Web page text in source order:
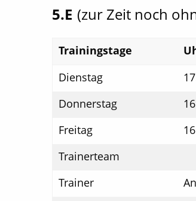
5.E (zur Zeit noch
Trainingstage
Dienstag
Donnerstag
Freitag
Trainerteam
Trainer